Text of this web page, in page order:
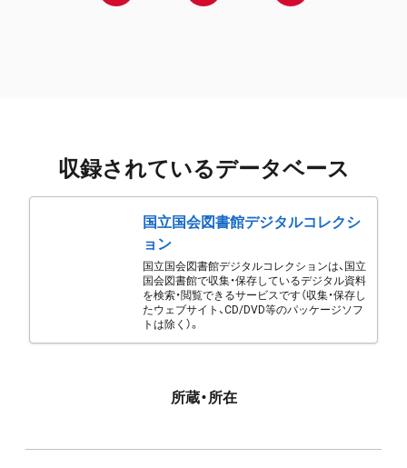
収録されているデータベース
国立国会図書館デジタルコレクシ
ョン
国立国会図書館デジタルコレクションは、国立
国会図書館で収集・保存しているデジタル資料
を検索・閲覧できるサービスです（収集・保存し
たウェブサイト、CD/DVD等のパッケージソフ
トは除く）。
所蔵・所在